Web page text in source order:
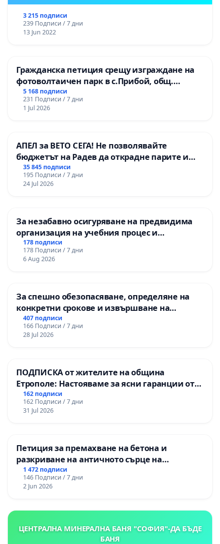
3 215 подписи
239 Подписи / 7 дни
13 Jun 2022
Гражданска петиция срещу изграждане на
фотоволтаичен парк в с.Прибой, общ.
Радомир
5 168 подписи
231 Подписи / 7 дни
1 Jul 2026
АПЕЛ за ВЕТО СЕГА! Не позволявайте
бюджетът на Радев да открадне парите и
правата ни в тъмното
35 845 подписи
195 Подписи / 7 дни
24 Jul 2026
За незабавно осигуряване на предвидима
организация на учебния процес и
гарантиране на правото на равнопоставено
и качествено образование на учениците от
ОУ „Княз Александър I“ и Хуманитарна
178 подписи
178 Подписи / 7 дни
6 Aug 2026
За спешно обезопасяване, определяне на
конкретни срокове и извършване на
цялостна рехабилитация на
републиканския път между пътен възел АМ
„Тракия“ - гр. Ихтиман - с. Мирово - к.к.
407 подписи
166 Подписи / 7 дни
28 Jul 2026
ПОДПИСКА от жителите на община
Етрополе: Настояваме за ясни гаранции от
“Елаците-МЕД” АД и от държавата, че ще се
изпълнят всички екологични норми!
162 подписи
162 Подписи / 7 дни
31 Jul 2026
Петиция за премахване на бетона и
разкриване на античното сърце на
Могиланската могила във Враца
1 472 подписи
146 Подписи / 7 дни
2 Jun 2026
ЦЕНТРАЛНА МИНЕРАЛНА БАНЯ "СОФИЯ"-ДА БЪДЕ
БАНЯ